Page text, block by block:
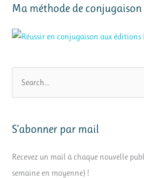
Ma méthode de conjugaison
h
r
c
S’abonner par mail
Recevez un mail à chaque nouvelle
semaine en moyenne) !